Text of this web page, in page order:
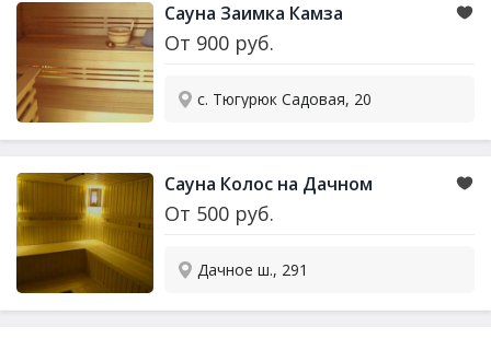
Сауна Заимка Камза
От 900 руб.
с. Тюгурюк Садовая, 20
Сауна Колос на Дачном
От 500 руб.
Дачное ш., 291